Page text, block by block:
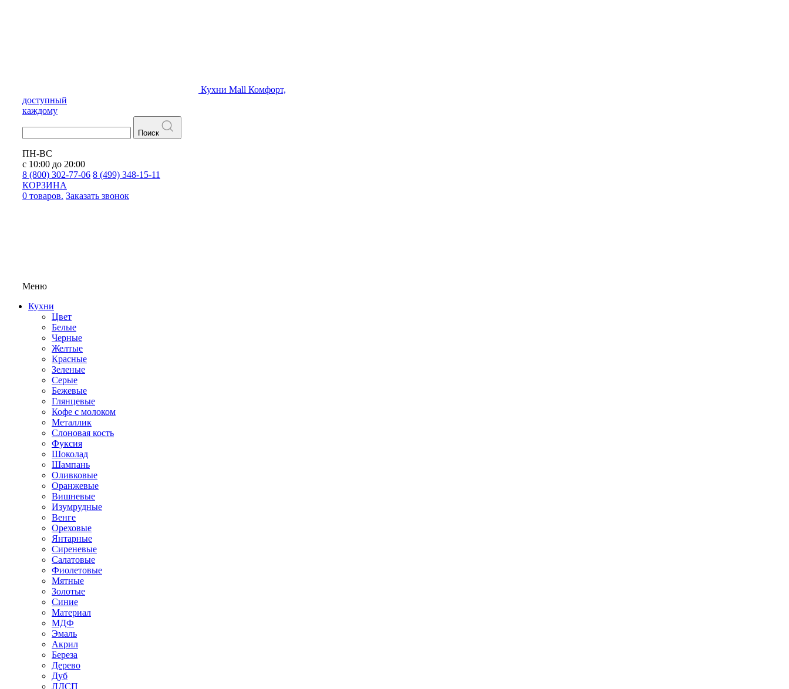
Кухни Mall Комфорт,
доступный
каждому
Поиск
ПН-ВС
с 10:00 до 20:00
8 (800) 302-77-06 8 (499) 348-15-11
КОРЗИНА
0 товаров. Заказать звонок
Меню
Кухни
Цвет
Белые
Черные
Желтые
Красные
Зеленые
Серые
Бежевые
Глянцевые
Кофе с молоком
Металлик
Слоновая кость
Фуксия
Шоколад
Шампань
Оливковые
Оранжевые
Вишневые
Изумрудные
Венге
Ореховые
Янтарные
Сиреневые
Салатовые
Фиолетовые
Мятные
Золотые
Синие
Материал
МДФ
Эмаль
Акрил
Береза
Дерево
Дуб
ЛДСП